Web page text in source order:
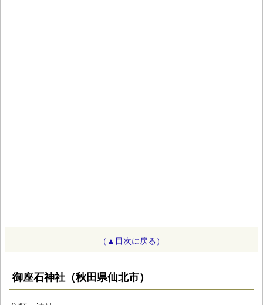
（▲目次に戻る）
御座石神社（秋田県仙北市）